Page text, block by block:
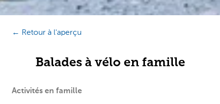
← Retour à l'aperçu
Balades à vélo en famille
Activités en famille